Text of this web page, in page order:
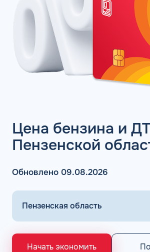
Цена бензина и
Пензенской
Обновлено 09.08.2026
Начать экономить